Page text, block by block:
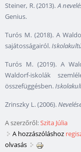
Steiner, R. (2013).A
Genius.
Turós M. (2018). A
sajátosságairól.
Turós M. (2019). A
Waldorf-iskolák
összefüggésben.
Zrinszky L. (2006).
A szerzőről:Szita Júlia
A hozzászóláshoz
olvasás